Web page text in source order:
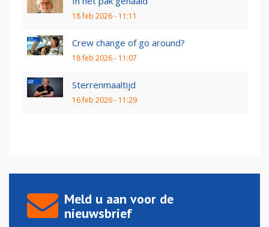
18 feb 2026 - 11:11
Crew change of go around?
18 feb 2026 - 11:07
Sterrenmaaltijd
16 feb 2026 - 11:29
Meld u aan voor de
nieuwsbrief